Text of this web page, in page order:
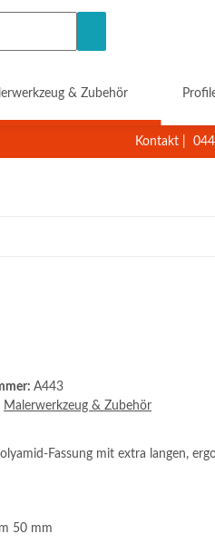
& Zubehör
Kontakt
A443
Malerwerkzeug & Zubehör
Fassung mit extra langen,
50 mm